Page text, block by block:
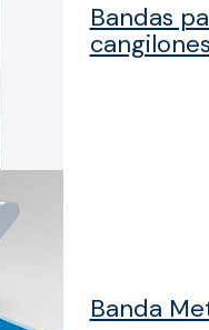
Bandas
cangilones
Banda